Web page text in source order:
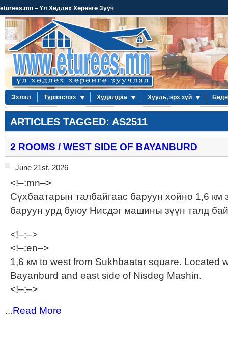
eturees.mn – Үл Хөдлөх Хөрөнгө Зууч
Эхлэл Түрээслэх Худалдаа Хууль, эрх зүй
ARTICLES TAGGED: AS2511
2 ROOMS / WEST SIDE OF BAYANBURD
June 21st, 2026
<!–:mn–>
Сүхбаатарын талбайгаас баруун хойно 1,6 км
баруун урд буюу Нисдэг машины зүүн талд
<!–:–>
<!–:en–>
1,6 км to west from Sukhbaatar square. Located
Bayanburd and east side of Nisdeg Mashin.
<!–:–>
...Read More